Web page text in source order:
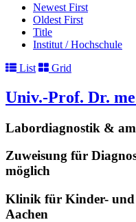
Newest First
Oldest First
Title
Institut / Hochschule
List
Grid
Univ.-Prof. Dr.
Labordiagnostik &
Zuweisung für
möglich
Klinik für Kinder- und
Aachen